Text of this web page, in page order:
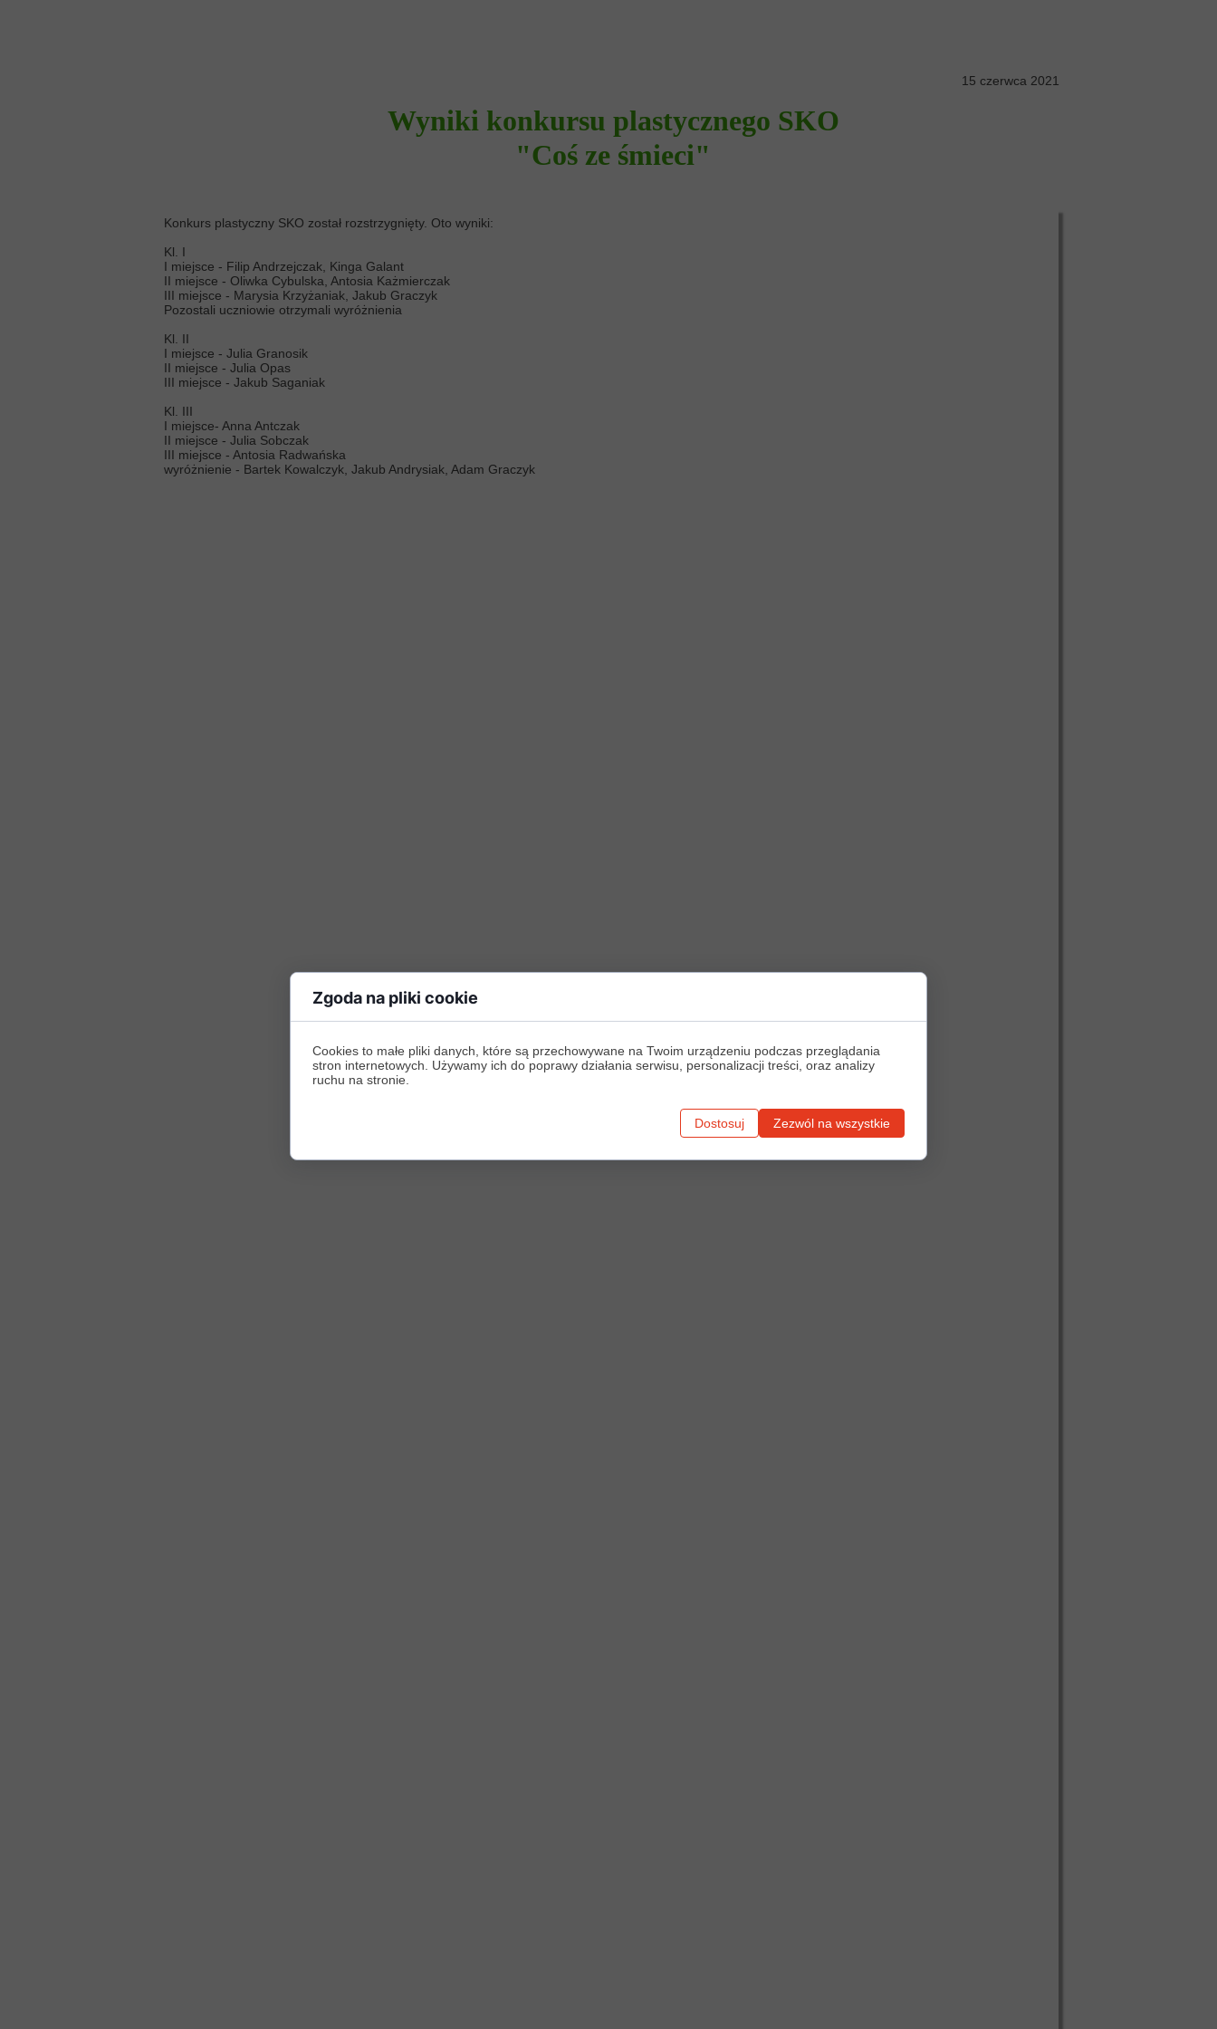
15 czerwca 2021
Konkurs plastyczny SKO został rozstrzygnięty. Oto wyniki:
Kl. I
I miejsce - Filip Andrzejczak, Kinga Galant
II miejsce - Oliwka Cybulska, Antosia Każmierczak
III miejsce - Marysia Krzyżaniak, Jakub Graczyk
Pozostali uczniowie otrzymali wyróżnienia
Kl. II
I miejsce - Julia Granosik
II miejsce - Julia Opas
III miejsce - Jakub Saganiak
Kl. III
I miejsce- Anna Antczak
II miejsce - Julia Sobczak
III miejsce - Antosia Radwańska
wyróżnienie - Bartek Kowalczyk, Jakub Andrysiak, Adam Graczyk
Wyniki konkursu plastycznego SKO
"Coś ze śmieci"
Zgoda na pliki cookie
Cookies to małe pliki danych, które są przechowywane na Twoim urządzeniu podczas przeglądania
stron internetowych. Używamy ich do poprawy działania serwisu, personalizacji treści, oraz analizy
ruchu na stronie.
Dostosuj Zezwól na wszystkie